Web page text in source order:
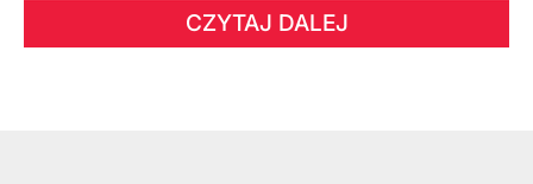
CZYTAJ DALEJ